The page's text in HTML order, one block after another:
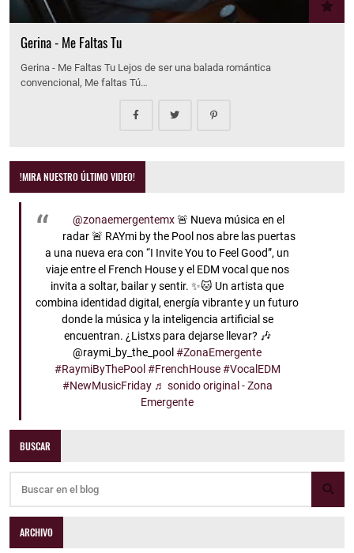
Gerina - Me Faltas Tu
Gerina - Me Faltas Tu Lejos de ser una balada romántica
convencional, Me faltas Tú…
!MIRA NUESTRO ÚLTIMO VIDEO!
@zonaemergentemx🚨 Nueva música en el
radar 🚨 RAYmi by the Pool nos abre las puertas
a una nueva era con “I Invite You to Feel Good”, un
viaje entre el French House y el EDM vocal que nos
invita a soltar, bailar y sentir. ✨🐱 Un artista que
combina identidad digital, energía vibrante y un futuro
donde la música y la inteligencia artificial se
encuentran. ¿Listxs para dejarse llevar? 🎶
@raymi_by_the_pool#ZonaEmergente
#RaymiByThePool #FrenchHouse #VocalEDM
#NewMusicFriday ♬ sonido original - Zona
Emergente
BUSCAR
ARCHIVO